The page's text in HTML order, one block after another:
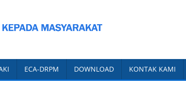
ECA-DRPM DOWNLOAD KONTAK KAMI